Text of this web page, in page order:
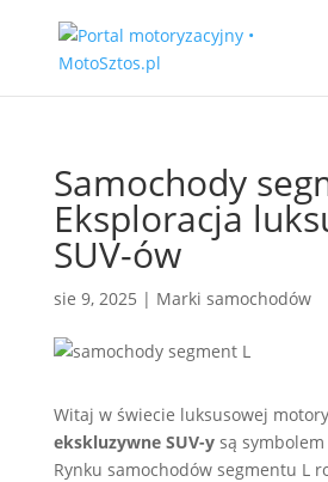
Samochody
Eksploracja
SUV-ów
sie 9, 2025 | Marki samochodów
Witaj w świecie luksusowej
ekskluzywne SUV-ysą
Rynku samochodów segmentu L